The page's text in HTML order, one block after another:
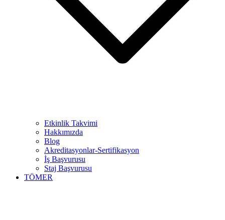
Etkinlik Takvimi
Hakkımızda
Blog
Akreditasyonlar-Sertifikasyon
İş Başvurusu
Staj Başvurusu
TÖMER